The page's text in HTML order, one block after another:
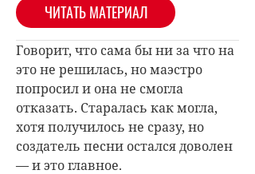
ЧИТАТЬ МАТЕРИАЛ
Говорит, что сама бы ни за что на
это не решилась, но маэстро
попросил и она не смогла
отказать. Старалась как могла,
хотя получилось не сразу, но
создатель песни остался доволен
— и это главное.